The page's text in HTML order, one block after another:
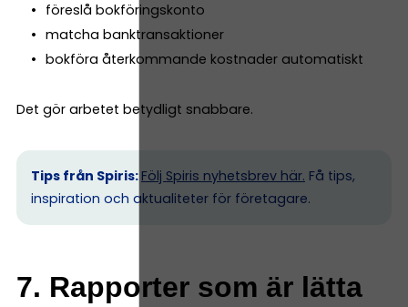
föreslå bokföringskonto
matcha banktransaktioner
bokföra återkommande kostnader automatiskt
Det gör arbetet betydligt snabbare.
Tips från Spiris: Följ Spiris nyhetsbrev här. Få tips,
inspiration och aktualiteter för företagare.
7. Rapporter som är lätta